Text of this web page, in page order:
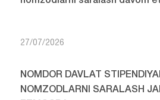
27/07/2026
NOMDOR DAVLAT
NOMZODLARNI SARALASH